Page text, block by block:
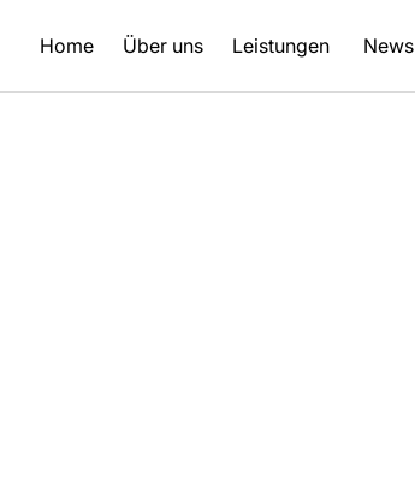
Home Über uns Leistungen News